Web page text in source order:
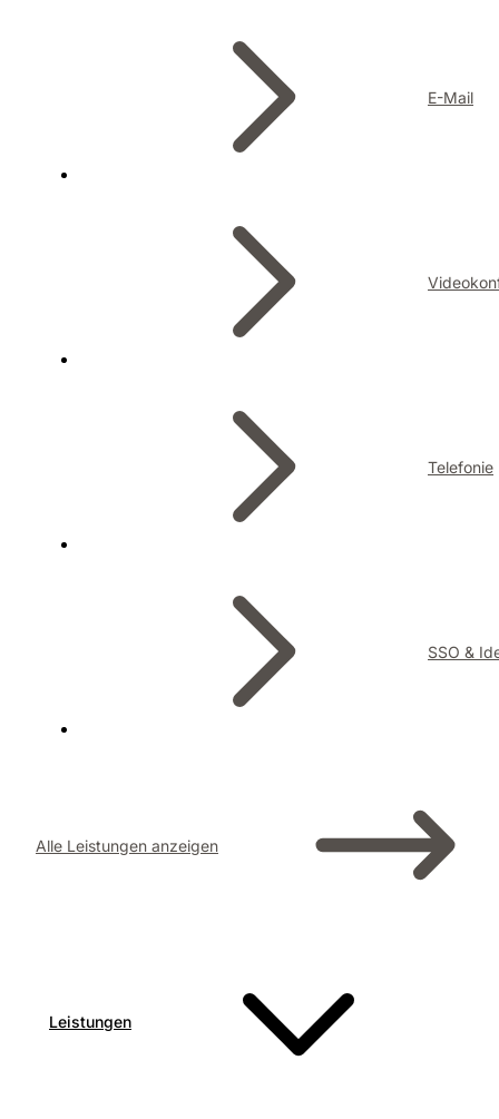
E-Mail
Telefonie
SSO &
Alle Leistungen anzeigen
Leistungen